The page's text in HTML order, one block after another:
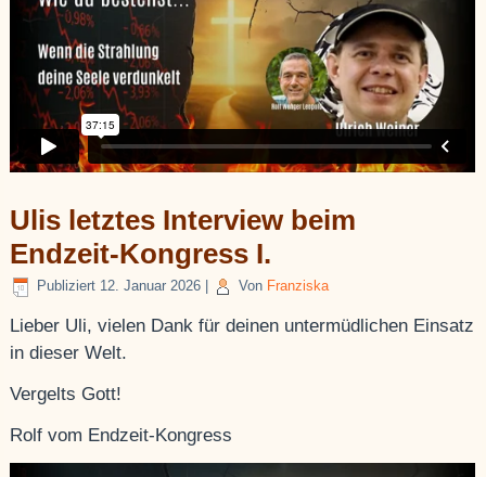
Ulis letztes Interview beim
Endzeit-Kongress I.
Publiziert 12. Januar 2026 Von Franziska
Lieber Uli, vielen Dank für deinen untermüdlichen Einsatz
in dieser Welt.
Vergelts Gott!
Rolf vom Endzeit-Kongress